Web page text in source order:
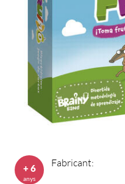
Fabricant:
+ 6
anys